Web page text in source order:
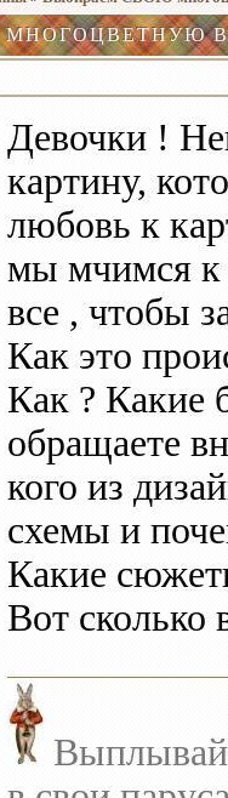
МНОГОЦВЕТНУЮ
Девочки !
картину,
любовь к
мы мчимся к
все , чтобы
Как это
Как ? Какие
обращаете
кого из
схемы и
Какие
Вот сколько